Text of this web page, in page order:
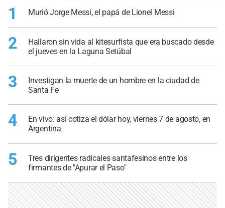
1 Murió Jorge Messi, el papá de Lionel Messi
2
Hallaron sin vida al kitesurfista que era buscado desde
el jueves en la Laguna Setúbal
3
Investigan la muerte de un hombre en la ciudad de
Santa Fe
4
En vivo: así cotiza el dólar hoy, viernes 7 de agosto, en
Argentina
5
Tres dirigentes radicales santafesinos entre los
firmantes de "Apurar el Paso"